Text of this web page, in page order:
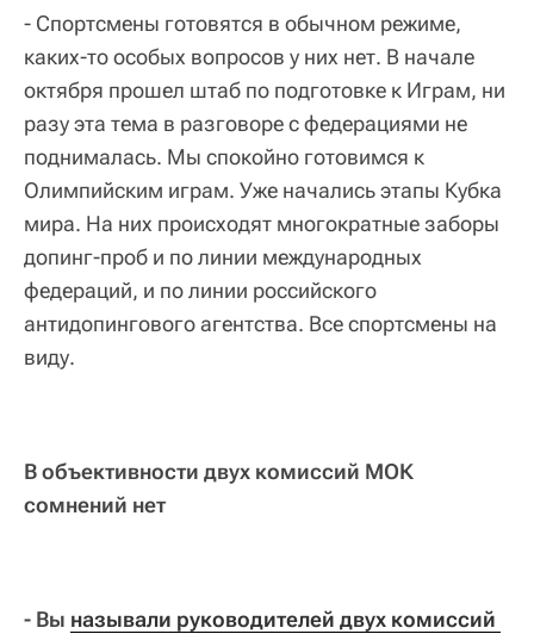
- Спортсмены готовятся в обычном режиме,
каких-то особых вопросов у них нет. В начале
октября прошел штаб по подготовке к Играм, ни
разу эта тема в разговоре с федерациями не
поднималась. Мы спокойно готовимся к
Олимпийским играм. Уже начались этапы Кубка
мира. На них происходят многократные заборы
допинг-проб и по линии международных
федераций, и по линии российского
антидопингового агентства. Все спортсмены на
виду.
В объективности двух комиссий МОК
сомнений нет
- Вы называли руководителей двух комиссий